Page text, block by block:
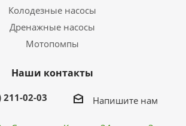
Колодезные насосы
Дренажные насосы
Мотопомпы
Наши контакты
211-02-03 Напишите нам